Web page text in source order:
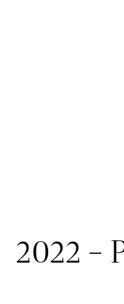
2022 –